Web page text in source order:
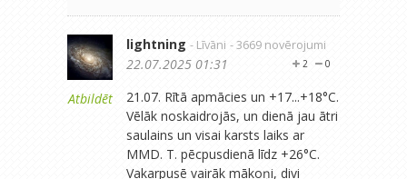
Atbildēt
lightning - Līvāni - 3669 novērojumi
0
2
22.07.2025 01:31
21.07. Rītā apmācies un +17...+18°C.
Vēlāk noskaidrojās, un dienā jau ātri
saulains un visai karsts laiks ar
MMD. T. pēcpusdienā līdz +26°C.
Vakarpusē vairāk mākoņi, divi